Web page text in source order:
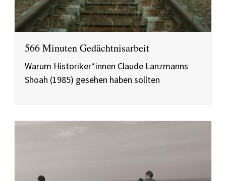
566 Minuten Gedächtnisarbeit
Warum Historiker*innen Claude Lanzmanns
Shoah (1985) gesehen haben sollten